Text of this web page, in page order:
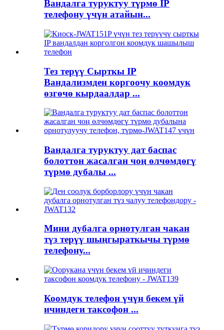
Вандалга туруктуу түрмө IP
телефону үчүн атайын...
Тез терүү Сырткы IP
Вандализмден коргоочу коомдук
өзгөчө кырдаалдар ...
Вандалга туруктуу дат баспас
болоттон жасалган чоң өлчөмдөгү
түрмө дубалы ...
Мини дубалга орнотулган чакан
түз терүү шыңгыраткычы түрмө
телефону...
Коомдук телефон үчүн бекем үй
ичиндеги таксофон ...